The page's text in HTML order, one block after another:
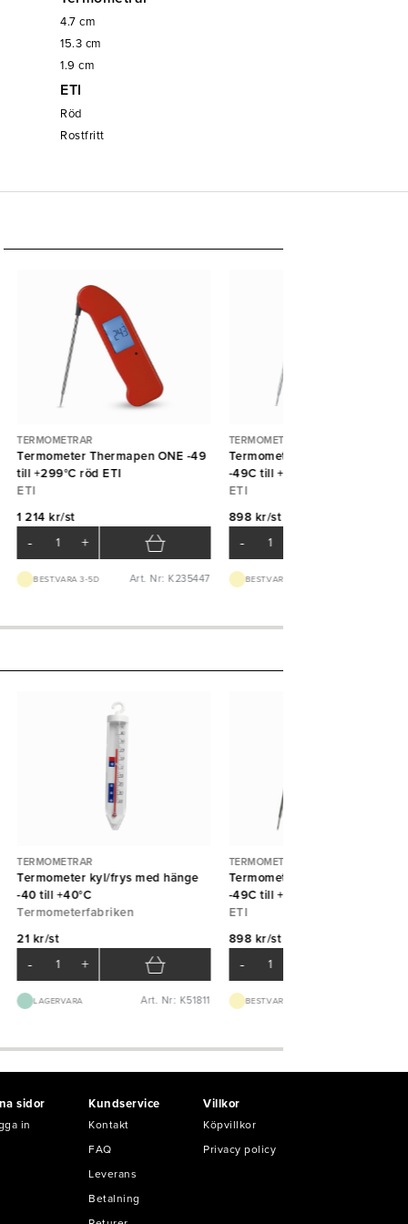
4.7 cm
15.3 cm
1.9 cm
ETI
Röd
Rostfritt
TERMOMETRAR
Termometer Thermapen ONE -49
till +299°C röd ETI
ETI
1 214 kr/st
- +
BEST.VARA 3-5D Art. Nr: K235447
TERMOMETRAR
Termometer Thermapen Classic
-49C till +299°C vit ETI
ETI
898 kr/st
-
BEST.VARA 3-5D
TERMOMETRAR
Termometer kyl/frys med hänge
-40 till +40°C
Termometerfabriken
21 kr/st
- +
LAGERVARA Art. Nr: K51811
TERMOMETRAR
Termometer Thermapen Classic
-49C till +299°C grön ETI
ETI
898 kr/st
-
BEST.VARA 3-5D
sidor
in
Kundservice
Kontakt
FAQ
Leverans
Betalning
Villkor
Köpvillkor
Privacy policy